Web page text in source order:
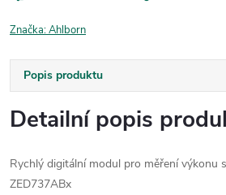
Značka:Ahlborn
Popis produktu
Detailní popis
Rychlý digitální modul pro měření výkonu
ZED737ABx